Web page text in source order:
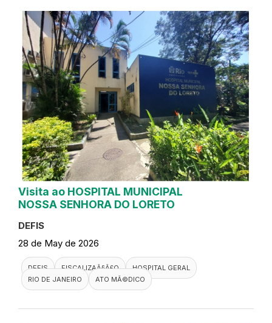
Visita ao HOSPITAL MUNICIPAL
NOSSA SENHORA DO LORETO
DEFIS
28 de May de 2026
DEFIS FISCALIZAÃ§Ã£O
HOSPITAL GERAL
RIO DE JANEIRO
ATO MÃ©DICO